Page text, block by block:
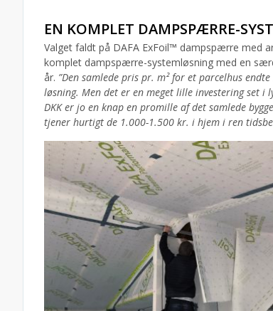
EN KOMPLET DAMPSPÆRRE-
Valget faldt på DAFA ExFoil™ dampspærre med
komplet dampspærre-systemløsning med en
år. ”Den samlede pris pr. m² for et parcelhus
løsning. Men det er en meget lille investering set
DKK er jo en knap en promille af det samlede
tjener hurtigt de 1.000-1.500 kr. i hjem i ren